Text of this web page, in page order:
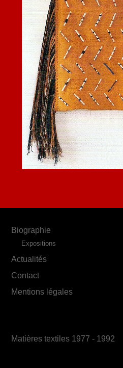
Biographie
Expositions
Actualités
Contact
Mentions légales
Matières textiles 1977 - 1992